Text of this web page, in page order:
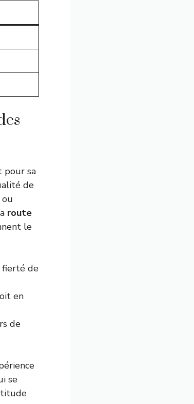
pour sa
de
ou
route
le
fierté de
en
de
se